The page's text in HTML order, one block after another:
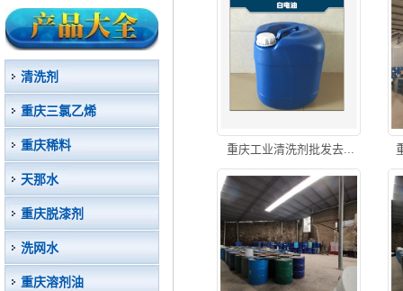
清洗剂
重庆三氯乙烯
重庆稀料
天那水
重庆脱漆剂
洗网水
重庆溶剂油
重庆工业清洗剂批发去...